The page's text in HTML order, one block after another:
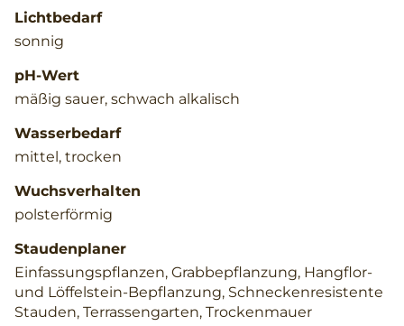
Lichtbedarf
sonnig
pH-Wert
mäßig sauer, schwach alkalisch
Wasserbedarf
mittel, trocken
Wuchsverhalten
polsterförmig
Staudenplaner
Einfassungspflanzen, Grabbepflanzung, Hangflor-
und Löffelstein-Bepflanzung, Schneckenresistente
Stauden, Terrassengarten, Trockenmauer